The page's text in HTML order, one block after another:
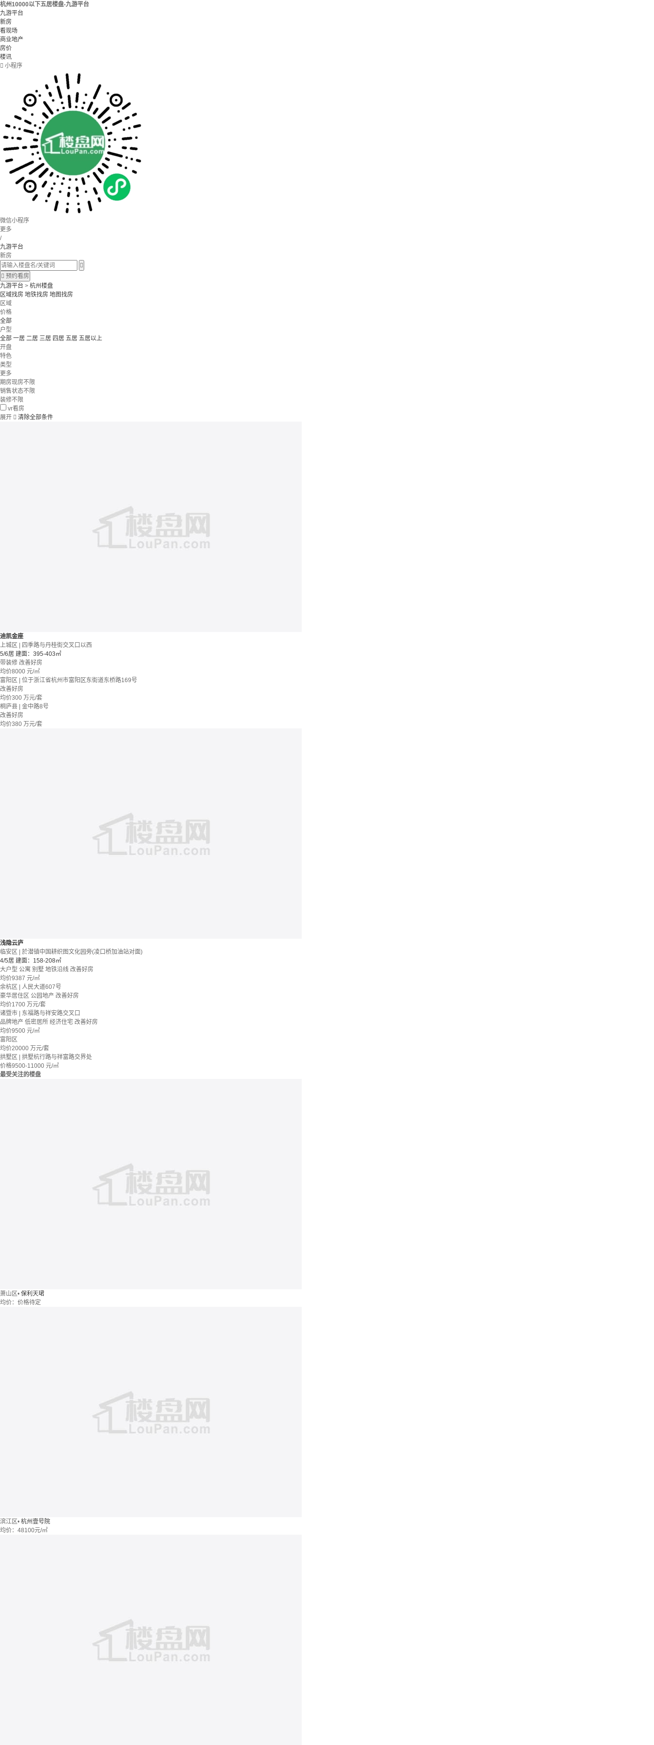
杭州10000以下五居楼盘-九游平台
九游平台
新房
看现场
商业地产
房价
楼讯
 小程序
微信小程序
更多
/
九游平台
新房

 预约看房
九游平台 > 杭州楼盘
区域找房 地铁找房 地图找房
区域
价格
全部
户型
全部 一居 二居 三居 四居 五居 五居以上
开盘
特色
类型
更多
期房现房不限
销售状态不限
装修不限
vr看房
展开  清除全部条件
迪凯金座
上城区 | 四季路与丹桂街交叉口以西
5/6居 建面：395-403㎡
带装修 改善好房
均价8000 元/㎡
富阳区 | 位于浙江省杭州市富阳区东街道东桥路169号
改善好房
均价300 万元/套
桐庐县 | 金中路8号
改善好房
均价380 万元/套
浅隐云庐
临安区 | 於潜镇中国耕织图文化园旁(凌口桥加油站对面)
4/5居 建面：158-208㎡
大户型 公寓 别墅 地铁沿线 改善好房
均价9387 元/㎡
余杭区 | 人民大道607号
豪华居住区 公园地产 改善好房
均价1700 万元/套
诸暨市 | 东福路与祥安路交叉口
品牌地产 低密居所 经济住宅 改善好房
均价9500 元/㎡
富阳区
均价20000 万元/套
拱墅区 | 拱墅杭行路与祥富路交界处
价格9500-11000 元/㎡
最受关注的楼盘
萧山区• 保利天珺
均价： 价格待定
滨江区• 杭州壹号院
均价： 48100元/㎡